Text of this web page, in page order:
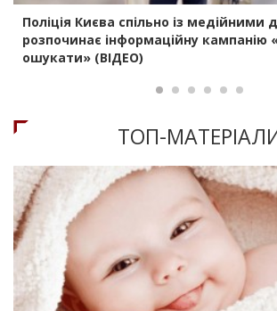
Поліція Києва спільно із медійними
розпочинає інформаційну кампанію
ошукати» (ВІДЕО)
ТОП-